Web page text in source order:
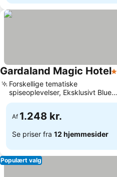
Gardaland Magic Hotel4
Forskellige tematiske
spiseoplevelser, Eksklusivt Blue
Lagoon vandland
Af 1.248 kr.
Se priser fra 12 hjemmesider
Populært valg